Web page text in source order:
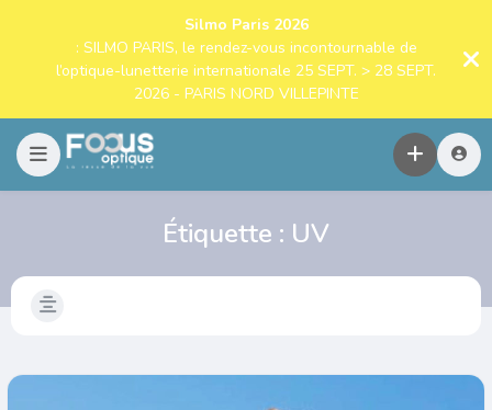
Silmo Paris 2026
: SILMO PARIS, le rendez-vous incontournable de
l’optique-lunetterie internationale 25 SEPT. > 28 SEPT.
2026 - PARIS NORD VILLEPINTE
Étiquette : UV